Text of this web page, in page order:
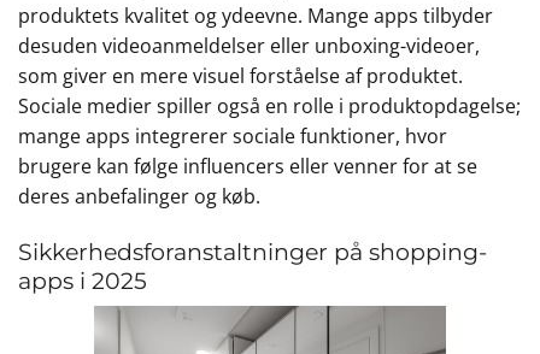
produktets kvalitet og ydeevne. Mange apps tilbyder
desuden videoanmeldelser eller unboxing-videoer,
som giver en mere visuel forståelse af produktet.
Sociale medier spiller også en rolle i produktopdagelse;
mange apps integrerer sociale funktioner, hvor
brugere kan følge influencers eller venner for at se
deres anbefalinger og køb.
Sikkerhedsforanstaltninger på shopping-
apps i 2025